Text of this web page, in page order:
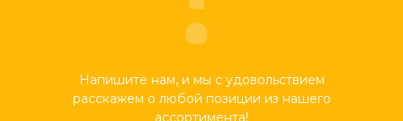
Напишите нам, и мы с удовольствием
расскажем о любой позиции из нашего
ассортимента!